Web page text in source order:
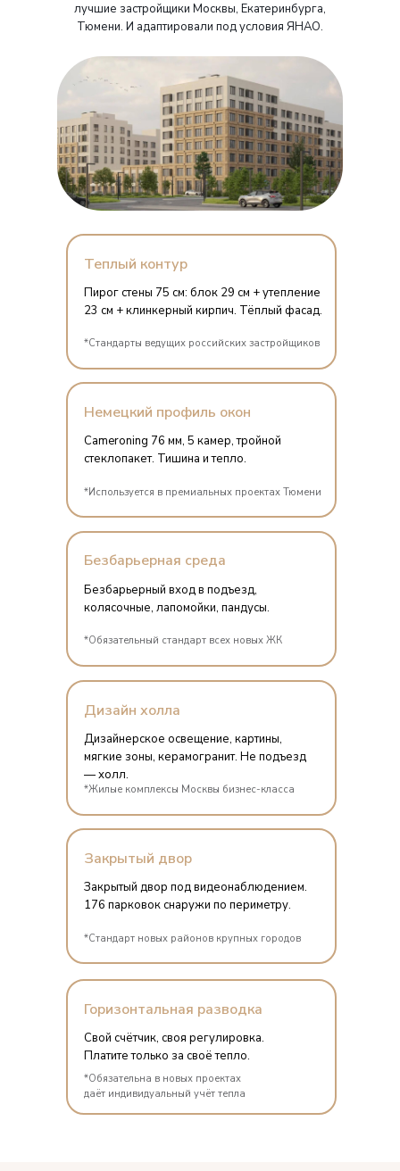
лучшие застройщики Москвы, Екатеринбурга,
Тюмени. И адаптировали под условия ЯНАО.
Теплый контур
Пирог стены 75 см: блок 29 см + утепление
23 см + клинкерный кирпич. Тёплый фасад.
*Стандарты ведущих российских застройщиков
Дизайн холла
Дизайнерское освещение, картины,
мягкие зоны, керамогранит. Не подъезд
— холл.
*Жилые комплексы Москвы бизнес-класса
Безбарьерная среда
Безбарьерный вход в подъезд,
колясочные, лапомойки, пандусы.
*Обязательный стандарт всех новых ЖК
Немецкий профиль окон
Cameroning 76 мм, 5 камер, тройной
стеклопакет. Тишина и тепло.
*Используется в премиальных проектах Тюмени
Закрытый двор
Закрытый двор под видеонаблюдением.
176 парковок снаружи по периметру.
*Стандарт новых районов крупных городов
Горизонтальная разводка
Свой счётчик, своя регулировка.
Платите только за своё тепло.
*Обязательна в новых проектах
даёт индивидуальный учёт тепла